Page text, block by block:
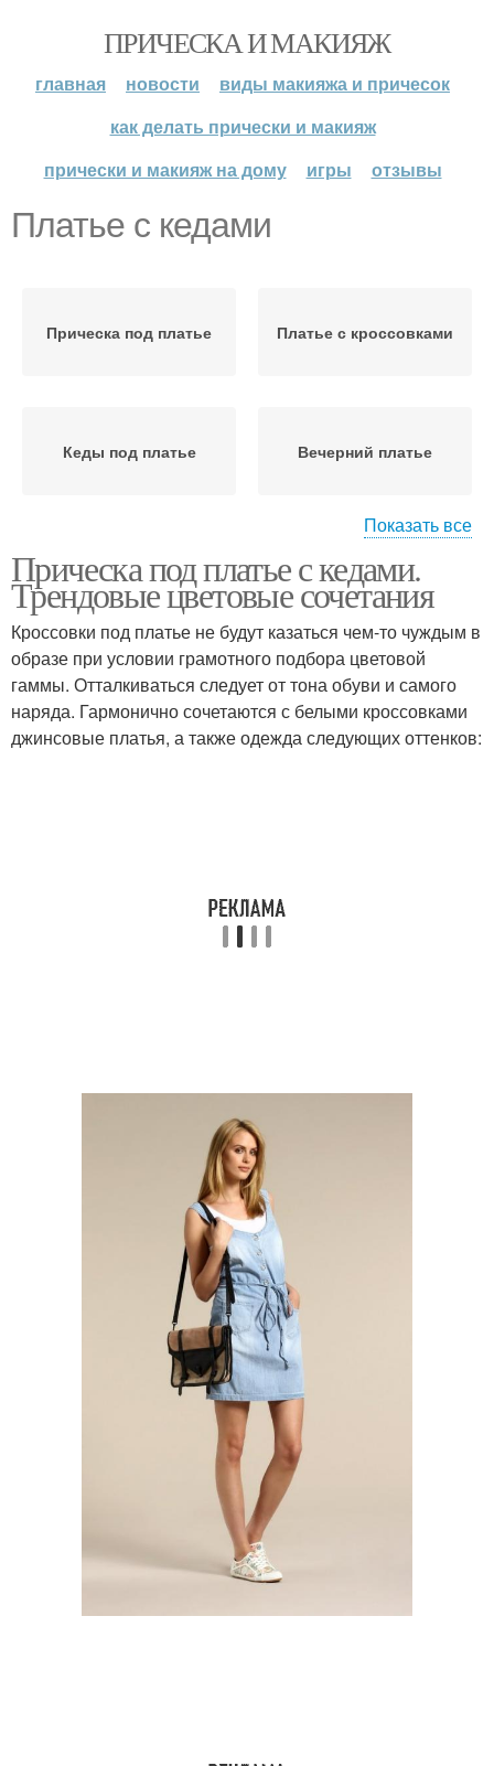
ПРИЧЕСКА И МАКИЯЖ
главная новости
виды макияжа и причесок
как делать прически и макияж
прически и макияж на дому
игры отзывы
Платье с кедами
Прическа под платье Платье с кроссовками
Кеды под платье Вечерний платье
Черное платье Свадебное платье
Кеды с платьем Летний платье
Показать все
Прическа под платье с кедами.
Трендовые цветовые сочетания
Кроссовки под платье не будут казаться чем-то чуждым в
образе при условии грамотного подбора цветовой
гаммы. Отталкиваться следует от тона обуви и самого
наряда. Гармонично сочетаются с белыми кроссовками
джинсовые платья, а также одежда следующих оттенков: